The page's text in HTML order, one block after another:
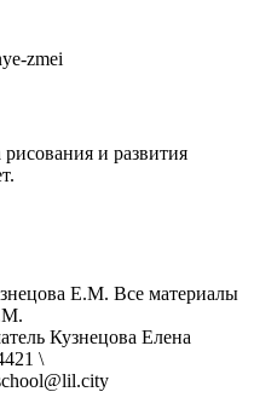
zmei
и развития
Е.М. Все материалы
Кузнецова Елена
\